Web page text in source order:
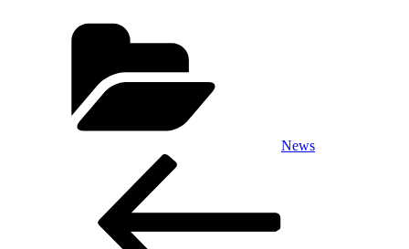
News
Beitragsnavigation